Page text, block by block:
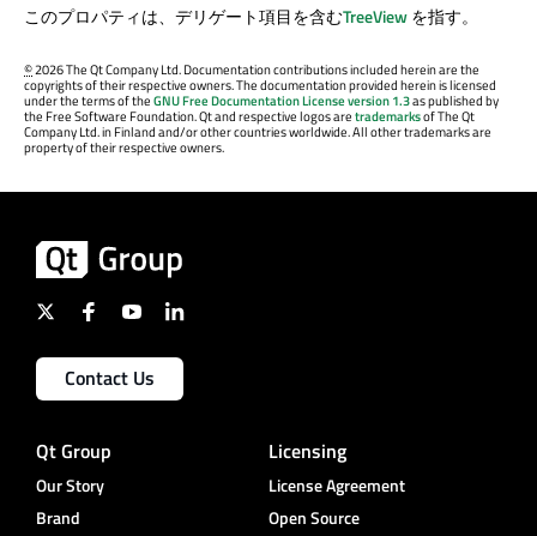
このプロパティは、デリゲート項目を含むTreeViewを指す。
©2026 The Qt Company Ltd. Documentation contributions included herein are the
copyrights of their respective owners. The documentation provided herein is licensed
under the terms of theGNU Free Documentation License version 1.3as published by
the Free Software Foundation. Qt and respective logos aretrademarksof The Qt
Company Ltd. in Finland and/or other countries worldwide. All other trademarks are
property of their respective owners.
Contact Us
Qt Group
Our Story
Brand
Licensing
License Agreement
Open Source